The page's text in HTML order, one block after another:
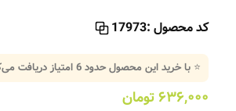
کد محصول :17973
⭐ با خرید این محصول حدود6امتیاز دریافت
۶۳۶,۰۰۰تومان